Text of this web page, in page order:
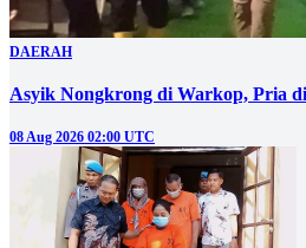
DAERAH
Asyik Nongkrong di Warkop, Pria
08 Aug 2026 02:00 UTC